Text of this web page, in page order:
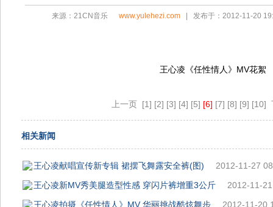
来源： 21CN音乐 www.yulehezi.com | 发布于：2012-11-20
王心凌《任性情人》MV花絮
上一页 [1] [2] [3] [4] [5] [6] [7] [8] [9] [10]
相关新闻
王心凌献唱宣传新专辑 裙摆飞舞露安全裤(图)
2012-11-27
王心凌新MV秀美腿造型性感 穿闪片裤增重3公斤
2012-11-
王心凌拍摄《任性情人》MV 华丽挑战酷炫舞步
2012-11-20